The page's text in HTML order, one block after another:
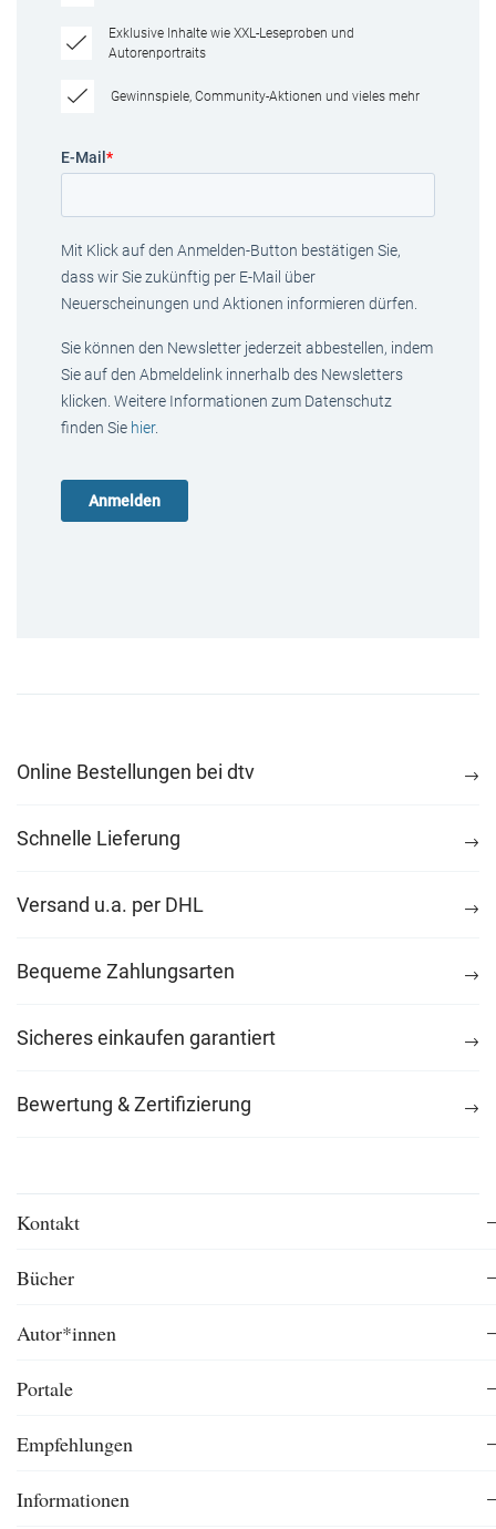
Exklusive Inhalte wie XXL-Leseproben und
Autorenportraits
Gewinnspiele, Community-Aktionen und vieles mehr
E-Mail *
Mit Klick auf den Anmelden-Button bestätigen Sie,
dass wir Sie zukünftig per E-Mail über
Neuerscheinungen und Aktionen informieren dürfen.
Sie können den Newsletter jederzeit abbestellen, indem
Sie auf den Abmeldelink innerhalb des Newsletters
klicken. Weitere Informationen zum Datenschutz
finden Sie hier.
Online Bestellungen bei dtv
Schnelle Lieferung
Versand u.a. per DHL
Bequeme Zahlungsarten
Sicheres einkaufen garantiert
Bewertung & Zertifizierung
Kontakt
Bücher
Autor*innen
Portale
Empfehlungen
Informationen